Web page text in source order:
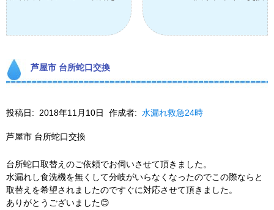
芦屋市 台所蛇口交換
投稿日: 2018年11月10日 作成者: 水漏れ救急24時
芦屋市 台所蛇口交換
台所蛇口取替えのご依頼でお伺いさせて頂きました。
水漏れし食洗機を無くして分岐がいらなくなったのでこの際ならと
取替えを希望されましたのですぐに対応させて頂きました。
ありがとうございました😊